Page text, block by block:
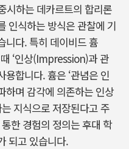
시하는 데카르트의 합리론
인식하는 방식은 관찰에 기
니다. 특히 데이비드 흄
‘인상(Impression)과 관
용합니다. 흄은 ‘관념은 인
하며 감각에 의존하는 인상
지식으로 저장된다고 주
한 경험의 정의는 후대 학
되고 있습니다.